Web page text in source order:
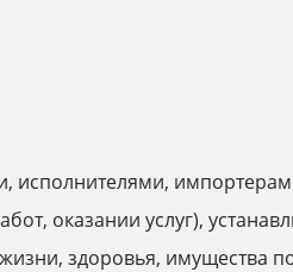
исполнителями,
оказании услуг),
здоровья, имущества